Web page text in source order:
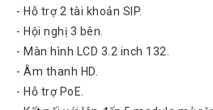
Yeastar
Logitech
Plantronics
Headsets
- Hỗ trợ 2 tài khoản SIP.
- Hội nghị 3 bên.
- Màn hình LCD 3.2 inch 132.
- Âm thanh HD.
- Hỗ trợ PoE.